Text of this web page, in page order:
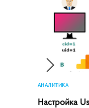
АНАЛИТИКА
Настройка